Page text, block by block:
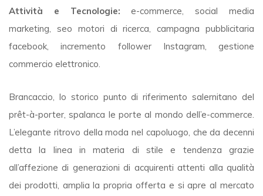
Attività e Tecnologie:e-commerce, social media
marketing, seo motori di ricerca, campagna pubblicitaria
facebook, incremento follower Instagram, gestione
commercio elettronico.
Brancaccio, lo storico punto di riferimento salernitano del
prêt-à-porter, spalanca le porte al mondo dell’e-commerce.
L’elegante ritrovo della moda nel capoluogo, che da decenni
detta la linea in materia di stile e tendenza grazie
all’affezione di generazioni di acquirenti attenti alla qualità
dei prodotti, amplia la propria offerta e si apre al mercato